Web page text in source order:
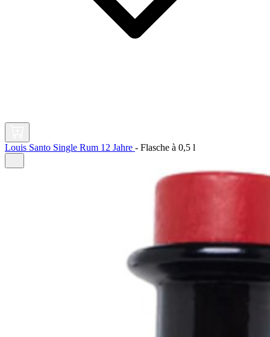
Louis Santo Single Rum 12 Jahre - Flasche à 0,5 l